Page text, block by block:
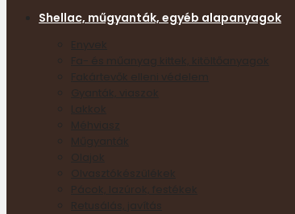
Shellac, műgyanták, egyéb alapanyagok
Enyvek
Fa- és műanyag kittek, kitöltőanyagok
Fakártevők elleni védelem
Gyanták, viaszok
Lakkok
Méhviasz
Műgyanták
Olajok
Olvasztókészülékek
Pácok, lazúrok, festékek
Retusálás, javítás